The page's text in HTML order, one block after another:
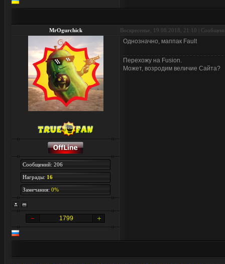
MrOgurchick Воскресенье, 19.08.2018, 21:10 |
Сообщений: 206
Награды: 16
Замечания: 0%
1799
Однозначно, маппак Fault
Перехожу на Fusion.
Может, возродим величие Сайта?